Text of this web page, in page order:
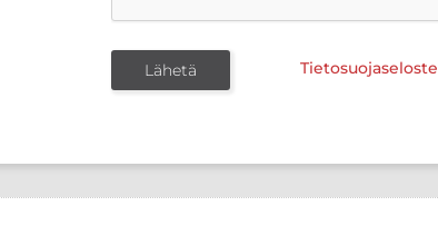
Tietosuojaseloste